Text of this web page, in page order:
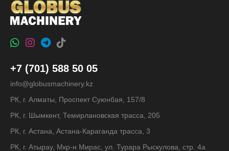
+7 (701) 588 50 05
info@globusmachinery.kz
РК, г. Алматы, Проспект Суюнбая, 157/8
РК, г. Шымкент, Темирлановская трасса, 205
РК, г. Астана, Астана-Караганда трасса, 3
РК, г. Атырау, Мкр-н Мирас, ул. Турара Рыскулова, стр. 4а